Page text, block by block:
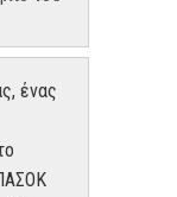
ένας